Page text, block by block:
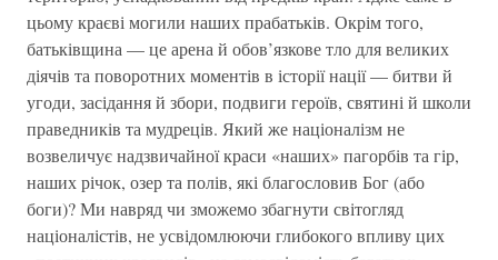
цьому краєві могили наших прабатьків. Окрім того,
батьківщина — це арена й обов’язкове тло для великих
діячів та поворотних моментів в історії нації — битви й
угоди, засідання й збори, подвиги героїв, святині й школи
праведників та мудреців. Який же націоналізм не
возвеличує надзвичайної краси «наших» пагорбів та гір,
наших річок, озер та полів, які благословив Бог (або
боги)? Ми навряд чи зможемо збагнути світогляд
націоналістів, не усвідомлюючи глибокого впливу цих